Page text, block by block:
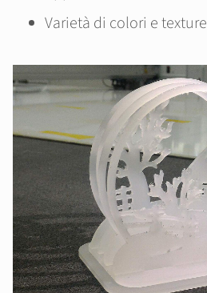
Varietà di colori e texture